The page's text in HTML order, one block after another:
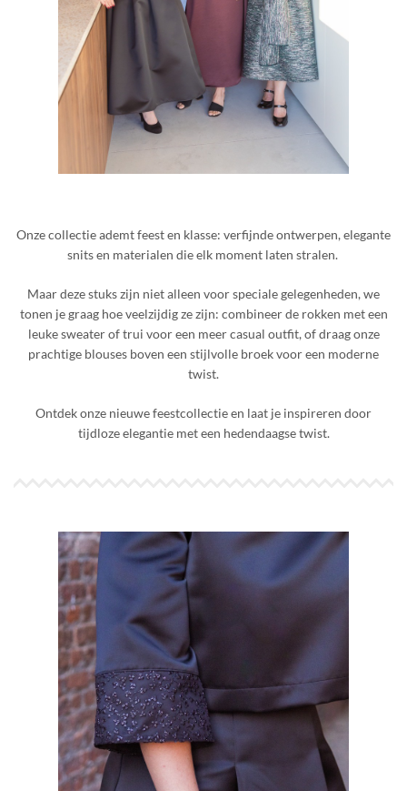
Onze collectie ademt feest en klasse: verfijnde ontwerpen, elegante
snits en materialen die elk moment laten stralen.
Maar deze stuks zijn niet alleen voor speciale gelegenheden, we
tonen je graag hoe veelzijdig ze zijn: combineer de rokken met een
leuke sweater of trui voor een meer casual outfit, of draag onze
prachtige blouses boven een stijlvolle broek voor een moderne
twist.
Ontdek onze nieuwe feestcollectie en laat je inspireren door
tijdloze elegantie met een hedendaagse twist.